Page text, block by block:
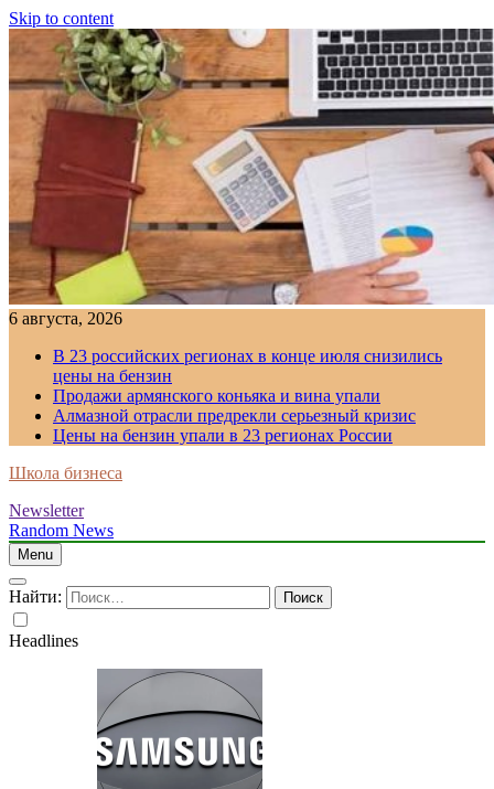
Skip to content
6 августа, 2026
В 23 российских регионах в конце июля снизились
цены на бензин
Продажи армянского коньяка и вина упали
Алмазной отрасли предрекли серьезный кризис
Цены на бензин упали в 23 регионах России
Школа бизнеса
Newsletter
Random News
Menu
Найти:
Headlines